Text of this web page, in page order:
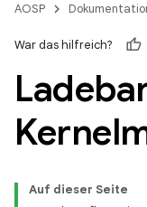
AOSP
War das hilfreich?
Auf dieser Seite